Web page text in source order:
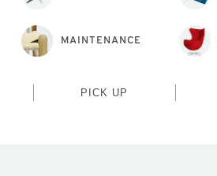
MAINTENANCE
PICK UP